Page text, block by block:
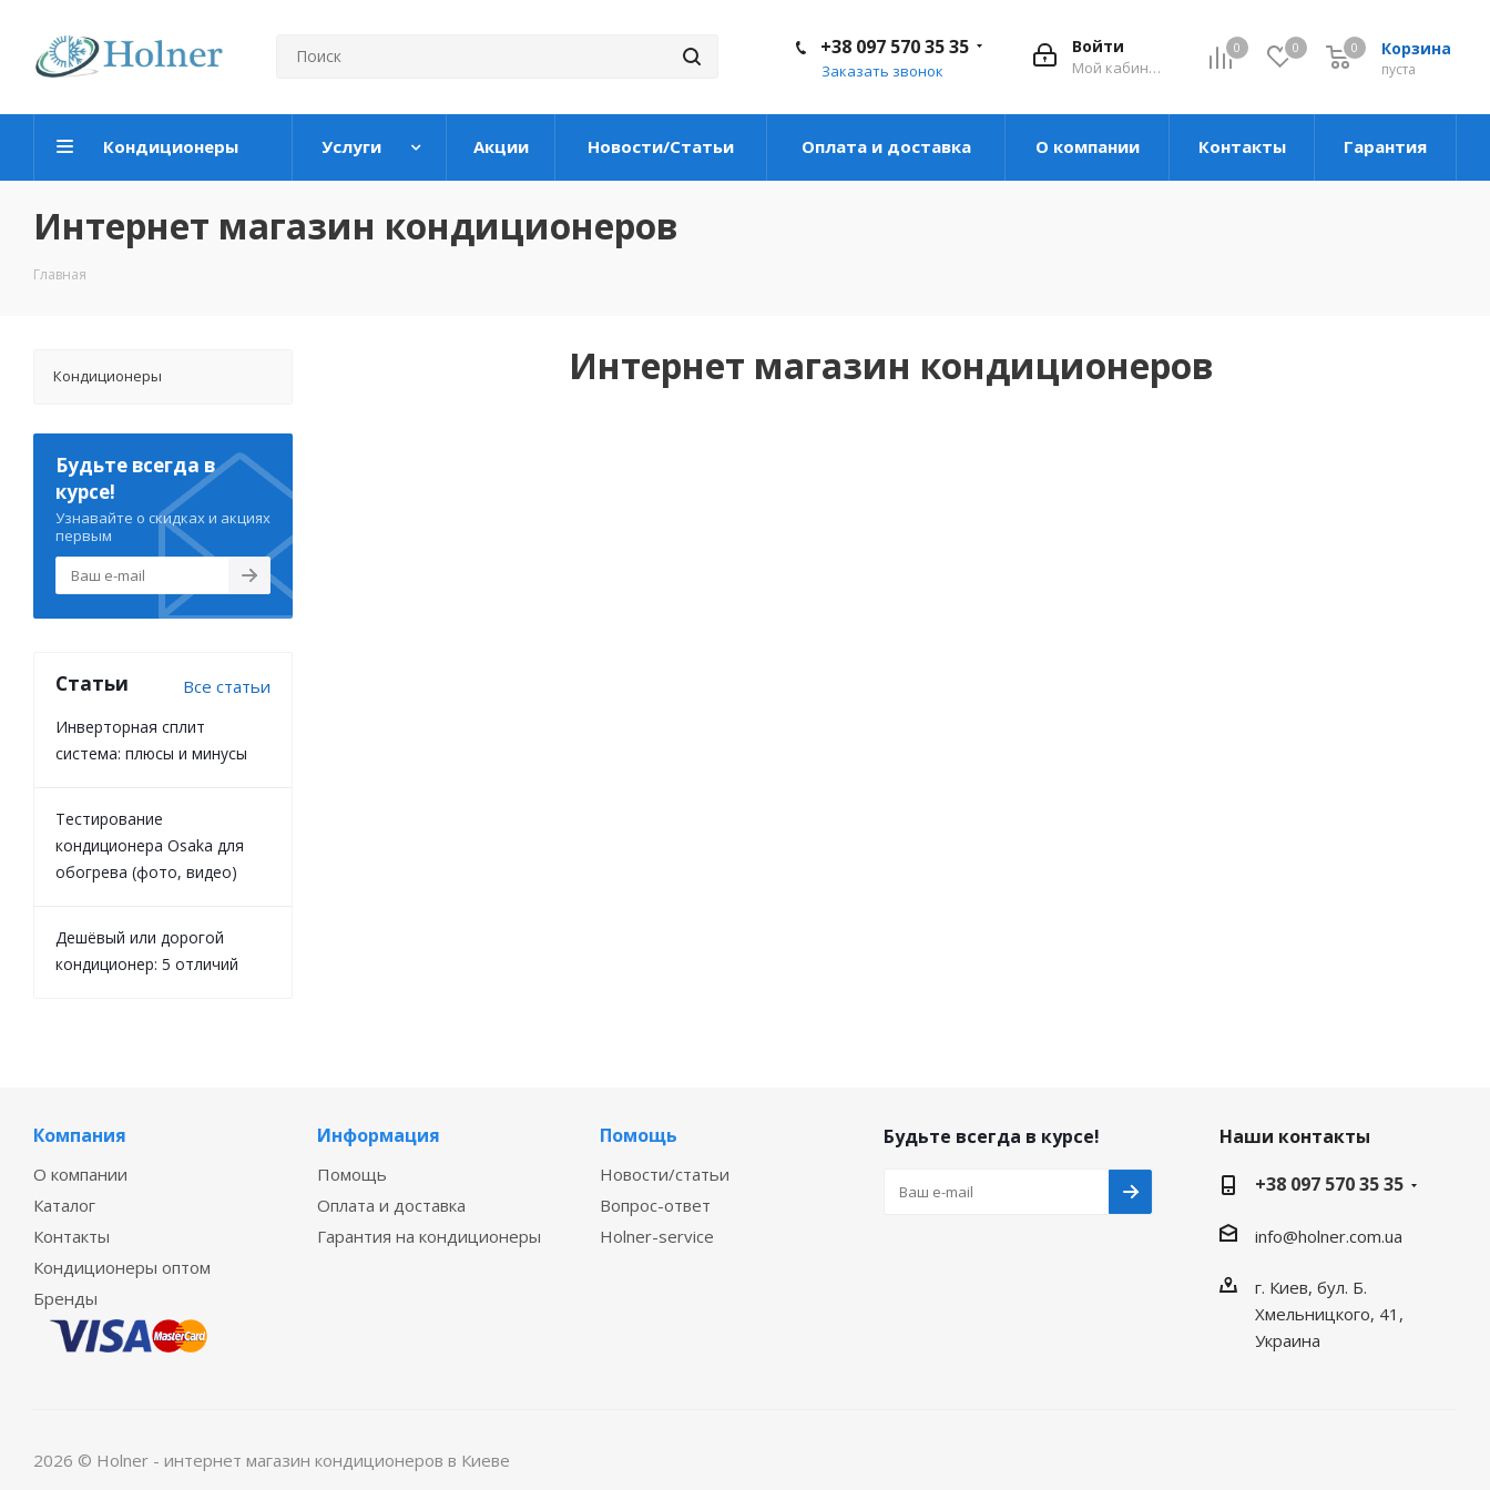
0 0 Корзина
пуста
0
Войти
Мой кабинет
+38 097 570 35 35
Заказать звонок
Кондиционеры Услуги Акции Новости/Статьи Оплата и доставка О компании Контакты Гарантия
Интернет магазин кондиционеров
Главная
Интернет магазин кондиционеров
Кондиционеры
Будьте всегда в
курсе!
Узнавайте о скидках и акциях
первым
Статьи Все статьи
Инверторная сплит
система: плюсы и минусы
Тестирование
кондиционера Osaka для
обогрева (фото, видео)
Дешёвый или дорогой
кондиционер: 5 отличий
Компания
О компании
Каталог
Контакты
Кондиционеры оптом
Бренды
Информация
Помощь
Оплата и доставка
Гарантия на кондиционеры
Помощь
Новости/статьи
Вопрос-ответ
Holner-service
Будьте всегда в курсе!
Наши контакты
+38 097 570 35 35
info@holner.com.ua
г. Киев, бул. Б.
Хмельницкого, 41,
Украина
2026 © Holner - интернет магазин кондиционеров в Киеве